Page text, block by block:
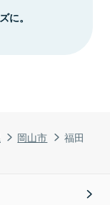
岡山市 福田
に。